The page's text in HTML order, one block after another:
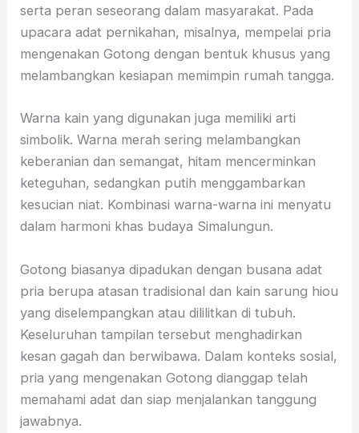
serta peran seseorang dalam masyarakat. Pada
upacara adat pernikahan, misalnya, mempelai pria
mengenakan Gotong dengan bentuk khusus yang
melambangkan kesiapan memimpin rumah tangga.
Warna kain yang digunakan juga memiliki arti
simbolik. Warna merah sering melambangkan
keberanian dan semangat, hitam mencerminkan
keteguhan, sedangkan putih menggambarkan
kesucian niat. Kombinasi warna-warna ini menyatu
dalam harmoni khas budaya Simalungun.
Gotong biasanya dipadukan dengan busana adat
pria berupa atasan tradisional dan kain sarung hiou
yang diselempangkan atau dililitkan di tubuh.
Keseluruhan tampilan tersebut menghadirkan
kesan gagah dan berwibawa. Dalam konteks sosial,
pria yang mengenakan Gotong dianggap telah
memahami adat dan siap menjalankan tanggung
jawabnya.